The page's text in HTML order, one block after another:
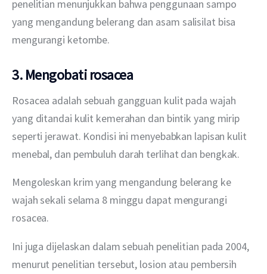
penelitian menunjukkan bahwa penggunaan sampo
yang mengandung belerang dan asam salisilat bisa
mengurangi ketombe.
3. Mengobati rosacea
Rosacea adalah sebuah gangguan kulit pada wajah
yang ditandai kulit kemerahan dan bintik yang mirip
seperti jerawat. Kondisi ini menyebabkan lapisan kulit
menebal, dan pembuluh darah terlihat dan bengkak.
Mengoleskan krim yang mengandung belerang ke
wajah sekali selama 8 minggu dapat mengurangi
rosacea.
Ini juga dijelaskan dalam sebuah penelitian pada 2004,
menurut penelitian tersebut, losion atau pembersih